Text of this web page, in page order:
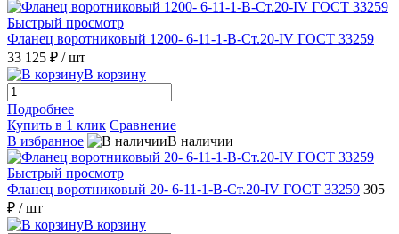
Быстрый просмотр
Фланец воротниковый 1200- 6-11-1-B-Ст.20-IV ГОСТ 33259
33 125 ₽ / шт
В корзину
Подробнее
Купить в 1 клик Сравнение
В избранное
В наличии
Быстрый просмотр
Фланец воротниковый 20- 6-11-1-В-Ст.20-IV ГОСТ 33259 305
₽ / шт
В корзину